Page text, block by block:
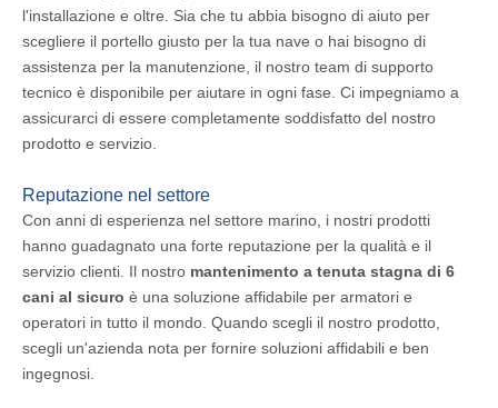
l'installazione e oltre. Sia che tu abbia bisogno di aiuto per
scegliere il portello giusto per la tua nave o hai bisogno di
assistenza per la manutenzione, il nostro team di supporto
tecnico è disponibile per aiutare in ogni fase. Ci impegniamo a
assicurarci di essere completamente soddisfatto del nostro
prodotto e servizio.
Reputazione nel settore
Con anni di esperienza nel settore marino, i nostri prodotti
hanno guadagnato una forte reputazione per la qualità e il
servizio clienti. Il nostro mantenimento a tenuta stagna di 6
cani al sicuro è una soluzione affidabile per armatori e
operatori in tutto il mondo. Quando scegli il nostro prodotto,
scegli un'azienda nota per fornire soluzioni affidabili e ben
ingegnosi.